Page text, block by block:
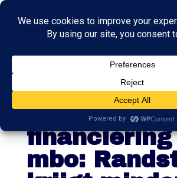
Kabinet wil
andere
financiering
mbo: